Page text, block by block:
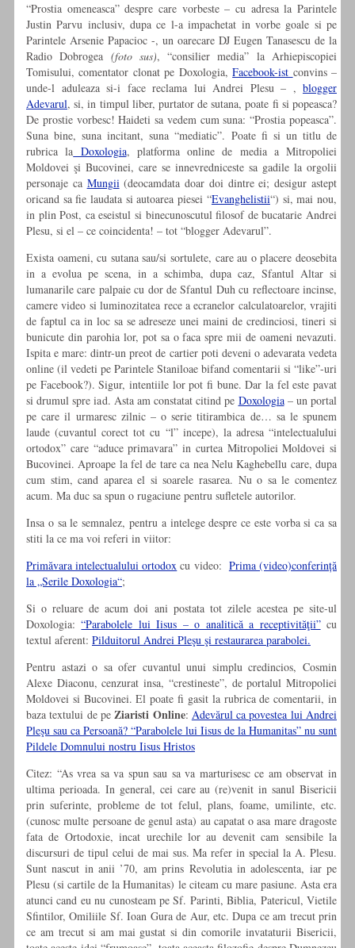
“Prostia omeneasca” despre care vorbeste – cu adresa la Parintele
Justin Parvu inclusiv, dupa ce l-a impachetat in vorbe goale si pe
Parintele Arsenie Papacioc -, un oarecare DJ Eugen Tanasescu de la
Radio Dobrogea (foto sus), “consilier media” la Arhiepiscopiei
Tomisului, comentator clonat pe Doxologia,Facebook-ist convins –
unde-l aduleaza si-i face reclama lui Andrei Plesu – , blogger
Adevarul, si, in timpul liber, purtator de sutana, poate fi si popeasca?
De prostie vorbesc! Haideti sa vedem cum suna: “Prostia popeasca”.
Suna bine, suna incitant, suna “mediatic”. Poate fi si un titlu de
rubrica la Doxologia, platforma online de media a Mitropoliei
Moldovei şi Bucovinei, care se innevredniceste sa gadile la orgolii
personaje ca Mungii(deocamdata doar doi dintre ei; desigur astept
oricand sa fie laudata si autoarea piesei “Evanghelistii“) si, mai nou,
in plin Post, ca eseistul si binecunoscutul filosof de bucatarie Andrei
Plesu, si el – ce coincidenta! – tot “blogger Adevarul”.
Exista oameni, cu sutana sau/si sortulete, care au o placere deosebita
in a evolua pe scena, in a schimba, dupa caz, Sfantul Altar si
lumanarile care palpaie cu dor de Sfantul Duh cu reflectoare incinse,
camere video si luminozitatea rece a ecranelor calculatoarelor, vrajiti
de faptul ca in loc sa se adreseze unei maini de credinciosi, tineri si
bunicute din parohia lor, pot sa o faca spre mii de oameni nevazuti.
Ispita e mare: dintr-un preot de cartier poti deveni o adevarata vedeta
online (il vedeti pe Parintele Staniloae bifand comentarii si “like”-uri
pe Facebook?). Sigur, intentiile lor pot fi bune. Dar la fel este pavat
si drumul spre iad. Asta am constatat citind pe Doxologia– un portal
pe care il urmaresc zilnic – o serie titirambica de… sa le spunem
laude (cuvantul corect tot cu “l” incepe), la adresa “intelectualului
ortodox” care “aduce primavara” in curtea Mitropoliei Moldovei si
Bucovinei. Aproape la fel de tare ca nea Nelu Kaghebellu care, dupa
cum stim, cand aparea el si soarele rasarea. Nu o sa le comentez
acum. Ma duc sa spun o rugaciune pentru sufletele autorilor.
Insa o sa le semnalez, pentru a intelege despre ce este vorba si ca sa
stiti la ce ma voi referi in viitor:
Primăvara intelectualului ortodox cu video: Prima (video)conferință
la „Serile Doxologia“;
Si o reluare de acum doi ani postata tot zilele acestea pe site-ul
Doxologia:“Parabolele lui Iisus – o analitică a receptivităţii”cu
textul aferent: Pilduitorul Andrei Pleşu şi restaurarea parabolei.
Pentru astazi o sa ofer cuvantul unui simplu credincios, Cosmin
Alexe Diaconu, cenzurat insa, “crestineste”, de portalul Mitropoliei
Moldovei si Bucovinei. El poate fi gasit la rubrica de comentarii, in
baza textului de peZiaristi Online: Adevărul ca povestea lui Andrei
Pleşu sau ca Persoană? “Parabolele lui Iisus de la Humanitas” nu sunt
Pildele Domnului nostru Iisus Hristos
Citez: “As vrea sa va spun sau sa va marturisesc ce am observat in
ultima perioada. In general, cei care au (re)venit in sanul Bisericii
prin suferinte, probleme de tot felul, plans, foame, umilinte, etc.
(cunosc multe persoane de genul asta) au capatat o asa mare dragoste
fata de Ortodoxie, incat urechile lor au devenit cam sensibile la
discursuri de tipul celui de mai sus. Ma refer in special la A. Plesu.
Sunt nascut in anii ’70, am prins Revolutia in adolescenta, iar pe
Plesu (si cartile de la Humanitas) le citeam cu mare pasiune. Asta era
atunci cand eu nu cunosteam pe Sf. Parinti, Biblia, Patericul, Vietile
Sfintilor, Omiliile Sf. Ioan Gura de Aur, etc. Dupa ce am trecut prin
ce am trecut si am mai gustat si din comorile invataturii Bisericii,